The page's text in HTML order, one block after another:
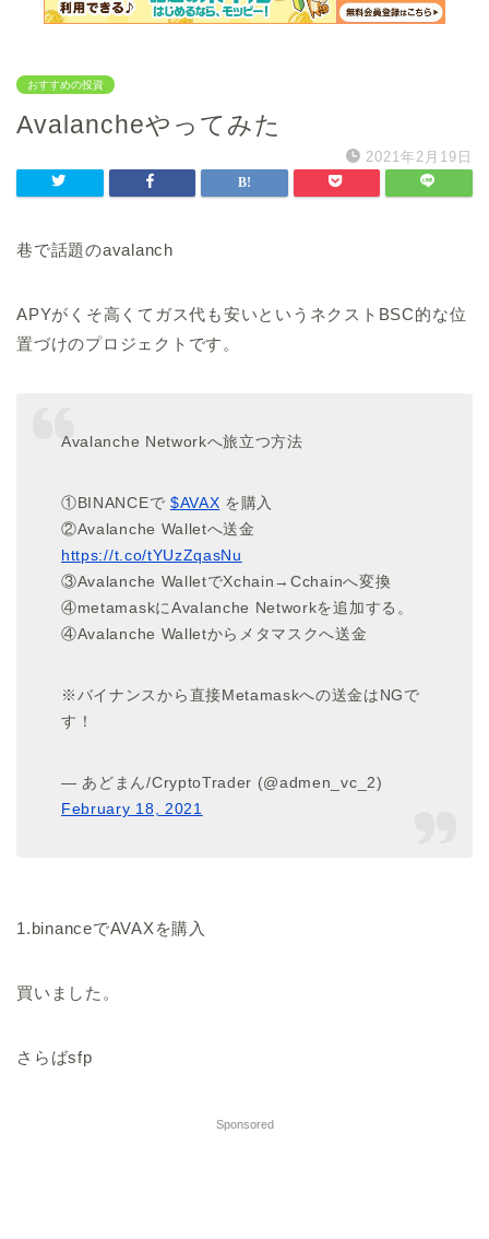
おすすめの投資
Avalancheやってみた
2021年2月19日
巷で話題のavalanch
APYがくそ高くてガス代も安いというネクストBSC的な位
置づけのプロジェクトです。
Avalanche Networkへ旅立つ方法
①BINANCEで $AVAX を購入
②Avalanche Walletへ送金
https://t.co/tYUzZqasNu
③Avalanche WalletでXchain→Cchainへ変換
④metamaskにAvalanche Networkを追加する。
④Avalanche Walletからメタマスクへ送金
※バイナンスから直接Metamaskへの送金はNGで
す！
— あどまん/CryptoTrader (@admen_vc_2)
February 18, 2021
1.binanceでAVAXを購入
買いました。
さらばsfp
Sponsored